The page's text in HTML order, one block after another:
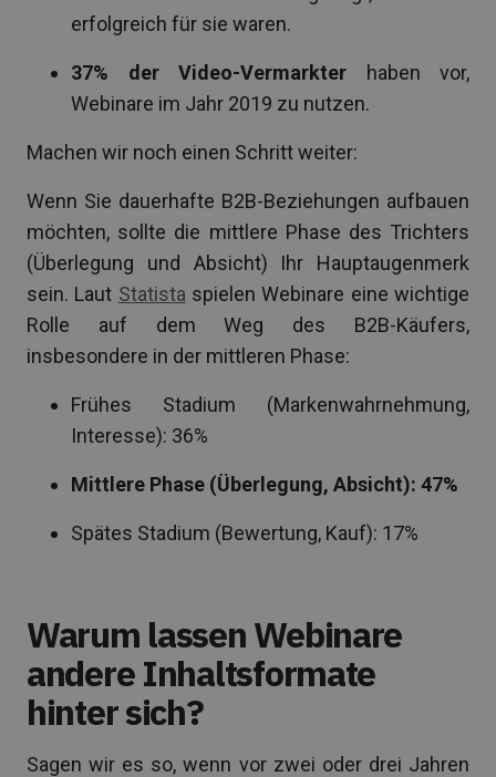
erfolgreich für sie waren.
37% der Video-Vermarkter haben vor,
Webinare im Jahr 2019 zu nutzen.
Machen wir noch einen Schritt weiter:
Wenn Sie dauerhafte B2B-Beziehungen aufbauen
möchten, sollte die mittlere Phase des Trichters
(Überlegung und Absicht) Ihr Hauptaugenmerk
sein. Laut Statista spielen Webinare eine wichtige
Rolle auf dem Weg des B2B-Käufers,
insbesondere in der mittleren Phase:
Frühes Stadium (Markenwahrnehmung,
Interesse): 36%
Mittlere Phase (Überlegung, Absicht): 47%
Spätes Stadium (Bewertung, Kauf): 17%
Warum lassen Webinare
andere Inhaltsformate
hinter sich?
Sagen wir es so, wenn vor zwei oder drei Jahren